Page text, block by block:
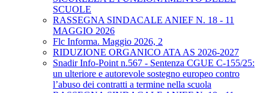
SCUOLE
RASSEGNA SINDACALE ANIEF N. 18 - 11
MAGGIO 2026
Flc Informa. Maggio 2026, 2
RIDUZIONE ORGANICO ATA AS 2026-2027
Snadir Info-Point n.567 - Sentenza CGUE C‑155/25:
un ulteriore e autorevole sostegno europeo contro
l’abuso dei contratti a termine nella scuola